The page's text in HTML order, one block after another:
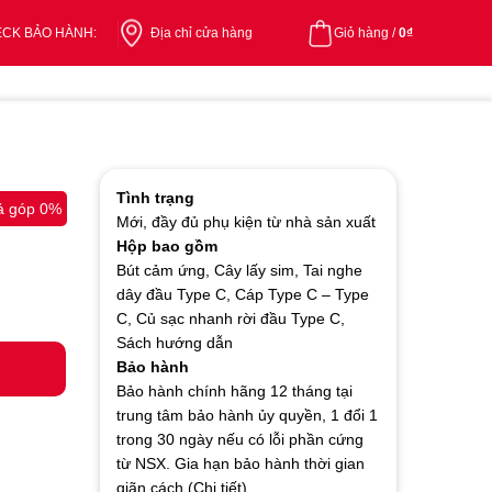
BẢO HÀNH: Địa chỉ cửa hàng Giỏ hàng /0₫
góp 0%
Tình trạng
Mới, đầy đủ phụ kiện từ nhà sản xuất
Hộp bao gồm
Bút cảm ứng, Cây lấy sim, Tai nghe
dây đầu Type C, Cáp Type C – Type
C, Củ sạc nhanh rời đầu Type C,
Sách hướng dẫn
Bảo hành
Bảo hành chính hãng 12 tháng tại
trung tâm bảo hành ủy quyền, 1 đổi 1
trong 30 ngày nếu có lỗi phần cứng
từ NSX. Gia hạn bảo hành thời gian
giãn cách (Chi tiết)